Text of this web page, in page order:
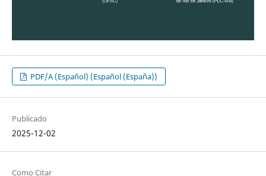
PDF/A (Español) (Español (España))
Publicado
2025-12-02
Como Citar